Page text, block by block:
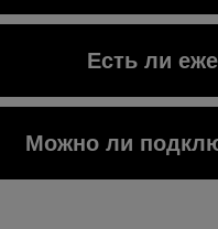
Есть ли
Можно ли